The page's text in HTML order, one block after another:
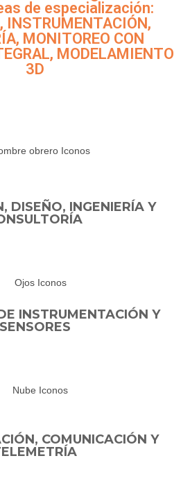
de especialización:
INSTRUMENTACIÓN,
MONITOREO CON
MODELAMIENTO
3D
DISEÑO, INGENIERÍA Y
INSTRUMENTACIÓN Y
SENSORES
COMUNICACIÓN Y